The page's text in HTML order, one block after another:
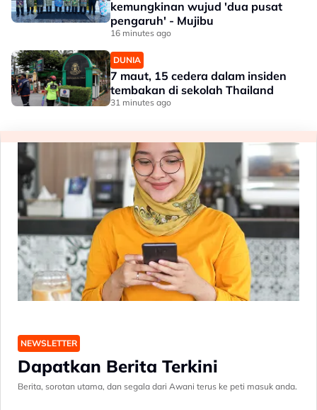
kemungkinan wujud 'dua pusat
pengaruh' - Mujibu
16 minutes ago
DUNIA
7 maut, 15 cedera dalam insiden
tembakan di sekolah Thailand
31 minutes ago
NEWSLETTER
Dapatkan Berita Terkini
Berita, sorotan utama, dan segala dari Awani terus ke peti masuk anda.